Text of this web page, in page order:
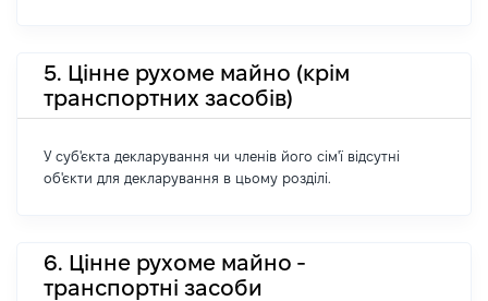
5. Цінне рухоме майно (крім
транспортних засобів)
У суб'єкта декларування чи членів його сім'ї відсутні
об'єкти для декларування в цьому розділі.
6. Цінне рухоме майно -
транспортні засоби